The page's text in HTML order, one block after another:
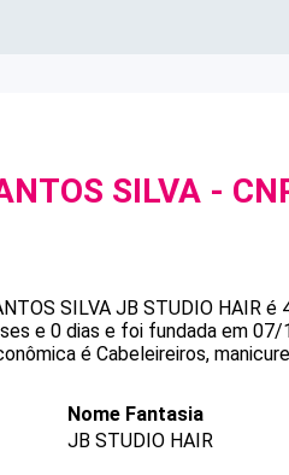
SILVA -
SILVA JB STUDIO HAIR é
e 0 dias e foi fundada em
é Cabeleireiros,
Nome Fantasia
JB STUDIO HAIR